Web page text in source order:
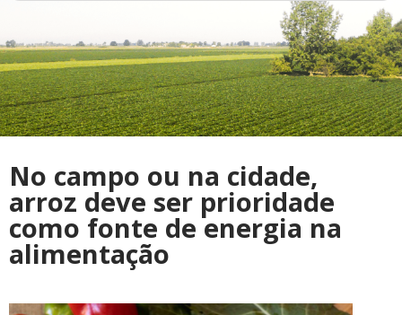
No campo ou na cidade,
arroz deve ser prioridade
como fonte de energia na
alimentação